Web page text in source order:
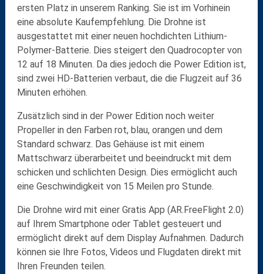
ersten Platz in unserem Ranking. Sie ist im Vorhinein
eine absolute Kaufempfehlung. Die Drohne ist
ausgestattet mit einer neuen hochdichten Lithium-
Polymer-Batterie. Dies steigert den Quadrocopter von
12 auf 18 Minuten. Da dies jedoch die Power Edition ist,
sind zwei HD-Batterien verbaut, die die Flugzeit auf 36
Minuten erhöhen.
Zusätzlich sind in der Power Edition noch weiter
Propeller in den Farben rot, blau, orangen und dem
Standard schwarz. Das Gehäuse ist mit einem
Mattschwarz überarbeitet und beeindruckt mit dem
schicken und schlichten Design. Dies ermöglicht auch
eine Geschwindigkeit von 15 Meilen pro Stunde.
Die Drohne wird mit einer Gratis App (AR.FreeFlight 2.0)
auf Ihrem Smartphone oder Tablet gesteuert und
ermöglicht direkt auf dem Display Aufnahmen. Dadurch
können sie Ihre Fotos, Videos und Flugdaten direkt mit
Ihren Freunden teilen.